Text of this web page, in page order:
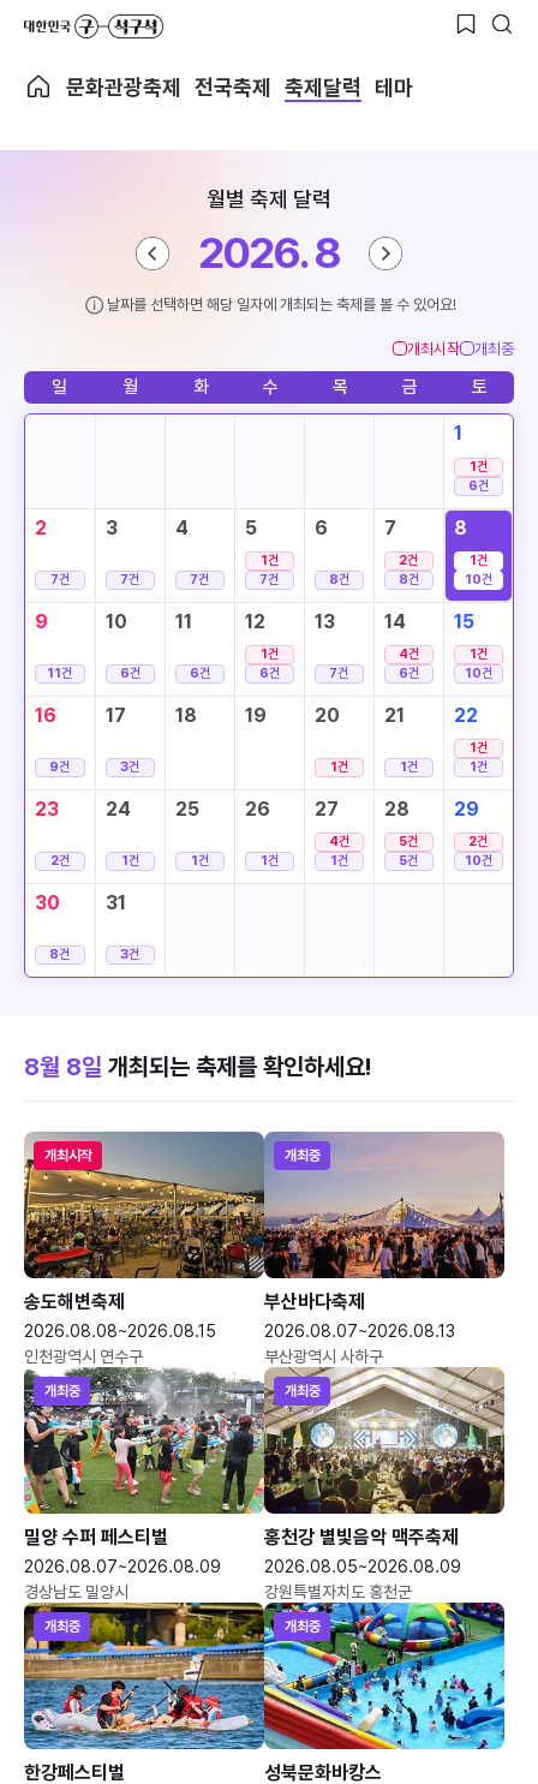
문화관광축제 전국축제 축제달력 테마
월별 축제 달력
2026. 8
날짜를 선택하면 해당 일자에 개최되는 축제를 볼 수 있어요!
개최시작 개최중
일 월 화 수 목 금 토
1
1건
6건
2
7건
3
7건
4
7건
5
1건
7건
6
8건
7
2건
8건
8
1건
10건
9
11건
10
6건
11
6건
12
1건
6건
13
7건
14
4건
6건
15
1건
10건
16
9건
17
3건
18 19 20
1건
21
1건
22
1건
1건
23
2건
24
1건
25
1건
26
1건
27
4건
1건
28
5건
5건
29
2건
10건
30
8건
31
3건
8월 8일 개최되는 축제를 확인하세요!
개최시작
송도해변축제
2026.08.08~2026.08.15
인천광역시 연수구
개최중
부산바다축제
2026.08.07~2026.08.13
부산광역시 사하구
개최중
밀양 수퍼 페스티벌
2026.08.07~2026.08.09
경상남도 밀양시
개최중
홍천강 별빛음악 맥주축제
2026.08.05~2026.08.09
강원특별자치도 홍천군
개최중
한강페스티벌
개최중
성북문화바캉스